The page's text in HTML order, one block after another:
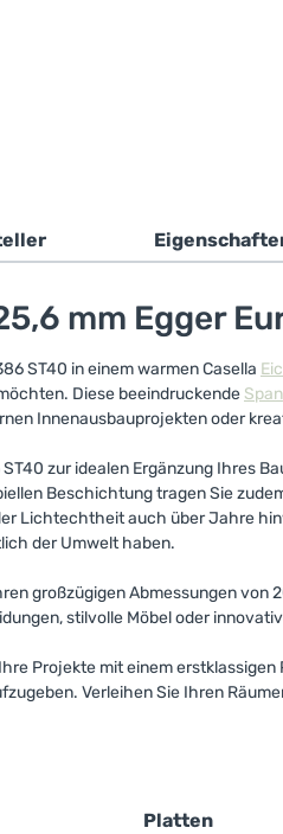
mm Egger
ST40 in einem warmen Casella
Diese beeindruckende
Innenausbauprojekten oder
ST40 zur idealen Ergänzung Ihres
Beschichtung tragen Sie
Lichtechtheit auch über Jahre
der Umwelt haben.
großzügigen Abmessungen
stilvolle Möbel oder
Projekte mit einem
Verleihen Sie Ihren
Platten